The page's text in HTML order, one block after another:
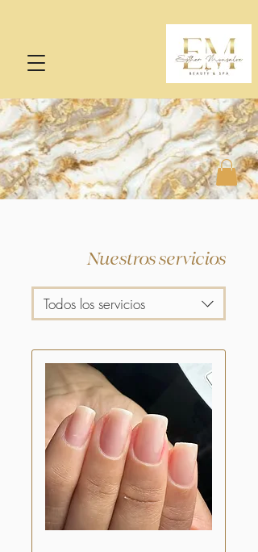
Nuestros servicios
Todos los servicios